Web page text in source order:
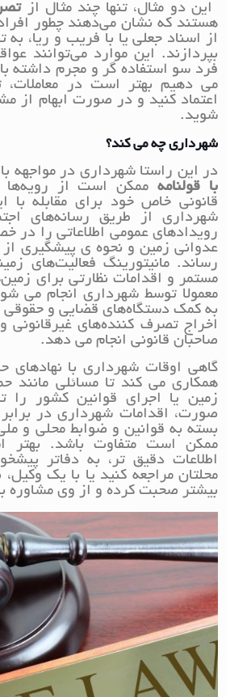
این دو مثال، تنها چند مثال از
هستند که نشان می‌دهند چطور افراد
از اسناد جعلی یا با فریب و ریا،
بپردازند. این موارد می‌توانند
فرد سو استفاده گر و مجرم داشته
می دهیم بهتر است در معاملات،
اعتماد کنید و در صورت ابهام از
شوید.
شهرداری چه می کند؟
در این راستا شهرداری در مواجهه
با قولنامهممکن است از رویه‌ها
قانونی خاص خود برای مقابله با
شهرداری از طریق رسانه‌های
رویدادهای عمومی اطلاعاتی را
عدوانی زمین و نحوه ی پیشگیری
رساند. مانیتورینگ فعالیت‌های
مستمر و اقدامات نظارتی برای
معمولا توسط شهرداری انجام می
به کمک دستگاه‌های قضایی و حقوقی
اخراج تصرف کننده‌های غیرقانونی
صاحبان قانونی انجام می دهد.
گاهی اوقات شهرداری با نهادهای
همکاری می کند تا مسائلی مانند
زمین یا اجرای قوانین کشور را
صورت، اقدامات شهرداری در
بسته به قوانین و ضوابط محلی و
ممکن است متفاوت باشد.
اطلاعات دقیق تر، به دفاتر
محلتان مراجعه کنید یا با یک
بیشتر صحبت کرده و از وی مشاوره